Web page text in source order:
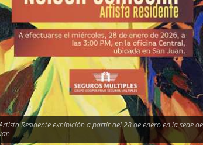
Residente exhibición a partir del 28 de enero en la sede